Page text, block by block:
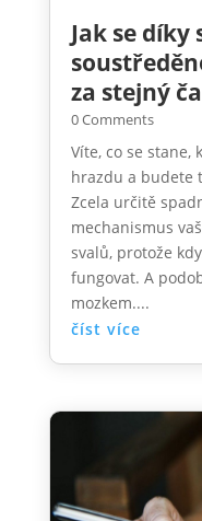
Jak se díky
za stejný
0 Comments
Víte, co se stane,
hrazdu a budete
Zcela určitě
mechanismus
svalů, protože
fungovat. A
mozkem....
číst více